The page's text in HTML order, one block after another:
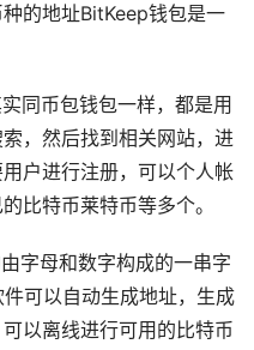
的地址BitKeep钱包是一
同币包钱包一样，都是用
，然后找到相关网站，进
户进行注册，可以个人帐
比特币莱特币等多个。
字母和数字构成的一串字
可以自动生成地址，生成
以离线进行可用的比特币